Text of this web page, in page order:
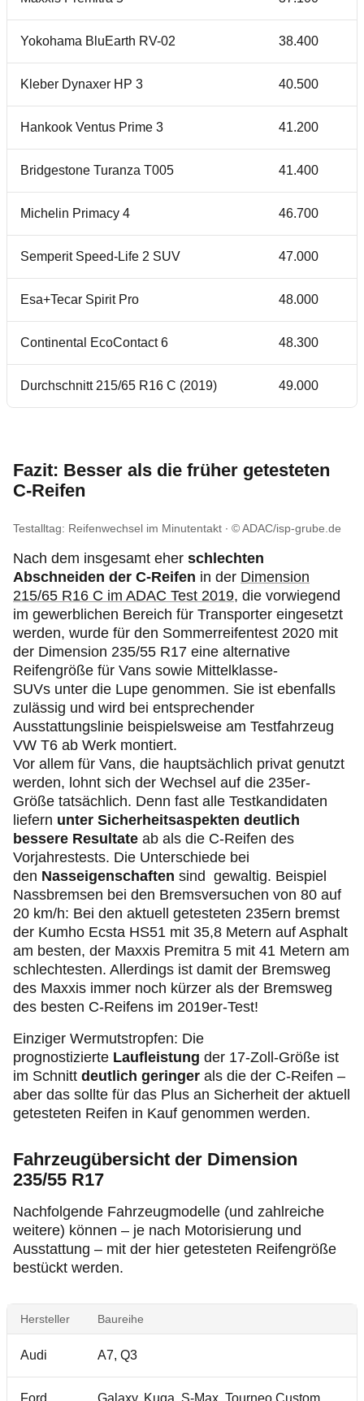
Yokohama BluEarth RV-02 38.400
Kleber Dynaxer HP 3 40.500
Hankook Ventus Prime 3 41.200
Bridgestone Turanza T005 41.400
Michelin Primacy 4 46.700
Semperit Speed-Life 2 SUV 47.000
Esa+Tecar Spirit Pro 48.000
Continental EcoContact 6 48.300
Durchschnitt 215/65 R16 C (2019) 49.000
Fazit: Besser als die früher getesteten
C-Reifen
Testalltag: Reifenwechsel im Minutentakt © ADAC/isp-grube.de
Nach dem insgesamt eher schlechten
Abschneiden der C-Reifen in der Dimension
215/65 R16 C im ADAC Test 2019, die vorwiegend
im gewerblichen Bereich für Transporter eingesetzt
werden, wurde für den Sommerreifentest 2020 mit
der Dimension 235/55 R17 eine alternative
Reifengröße für Vans sowie Mittelklasse-
SUVs unter die Lupe genommen. Sie ist ebenfalls
zulässig und wird bei entsprechender
Ausstattungslinie beispielsweise am Testfahrzeug
VW T6 ab Werk montiert.
Vor allem für Vans, die hauptsächlich privat genutzt
werden, lohnt sich der Wechsel auf die 235er-
Größe tatsächlich. Denn fast alle Testkandidaten
liefern unter Sicherheitsaspekten deutlich
bessere Resultate ab als die C-Reifen des
Vorjahrestests. Die Unterschiede bei
den Nasseigenschaften sind gewaltig. Beispiel
Nassbremsen bei den Bremsversuchen von 80 auf
20 km/h: Bei den aktuell getesteten 235ern bremst
der Kumho Ecsta HS51 mit 35,8 Metern auf Asphalt
am besten, der Maxxis Premitra 5 mit 41 Metern am
schlechtesten. Allerdings ist damit der Bremsweg
des Maxxis immer noch kürzer als der Bremsweg
des besten C-Reifens im 2019er-Test!
Einziger Wermutstropfen: Die
prognostizierte Laufleistung der 17-Zoll-Größe ist
im Schnitt deutlich geringer als die der C-Reifen –
aber das sollte für das Plus an Sicherheit der aktuell
getesteten Reifen in Kauf genommen werden.
Fahrzeugübersicht der Dimension
235/55 R17
Nachfolgende Fahrzeugmodelle (und zahlreiche
weitere) können – je nach Motorisierung und
Ausstattung – mit der hier getesteten Reifengröße
bestückt werden.
Hersteller Baureihe
Audi A7, Q3
Ford Galaxy, Kuga, S-Max, Tourneo Custom